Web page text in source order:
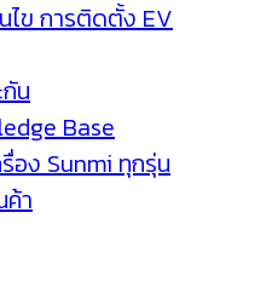
ไข การติดตั้ง EV
น
Base
อง Sunmi ทุกรุ่น
า